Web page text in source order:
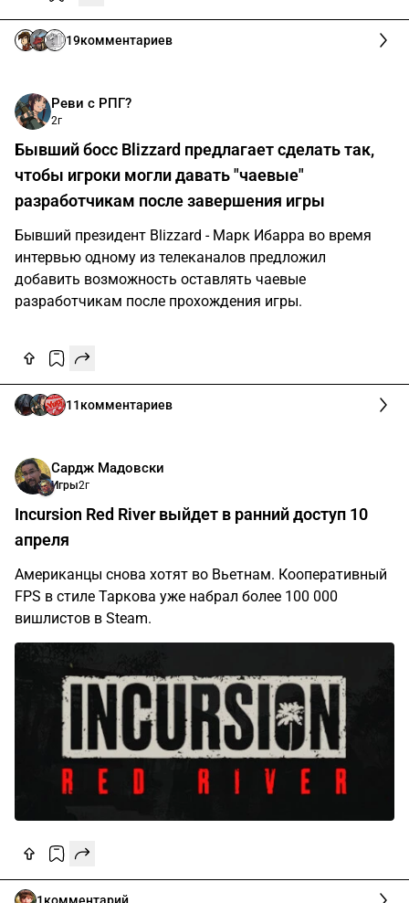
19комментариев
Реви с РПГ?
2г
Бывший босс Blizzard предлагает сделать так,
чтобы игроки могли давать "чаевые"
разработчикам после завершения игры
Бывший президент Blizzard - Марк Ибарра во время
интервью одному из телеканалов предложил
добавить возможность оставлять чаевые
разработчикам после прохождения игры.
11комментариев
Сардж Мадовски
Игры2г
Incursion Red River выйдет в ранний доступ 10
апреля
Американцы снова хотят во Вьетнам. Кооперативный
FPS в стиле Таркова уже набрал более 100 000
вишлистов в Steam.
1комментарий